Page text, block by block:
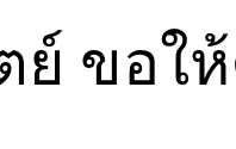
ย์ ขอใ